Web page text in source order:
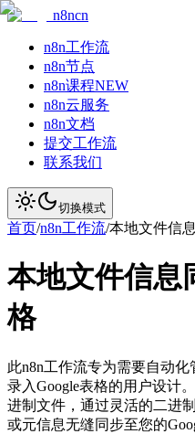
n8ncn
n8n工作流
n8n节点
n8n课程NEW
n8n云服务
n8n文档
提交工作流
联系我们
切换模式
首页/n8n工作流/本地文件信
本地文件信息
格
此n8n工作流专为需要自动
录入Google表格的用户设计
进制文件，通过灵活的二进
或元信息无缝同步至您的